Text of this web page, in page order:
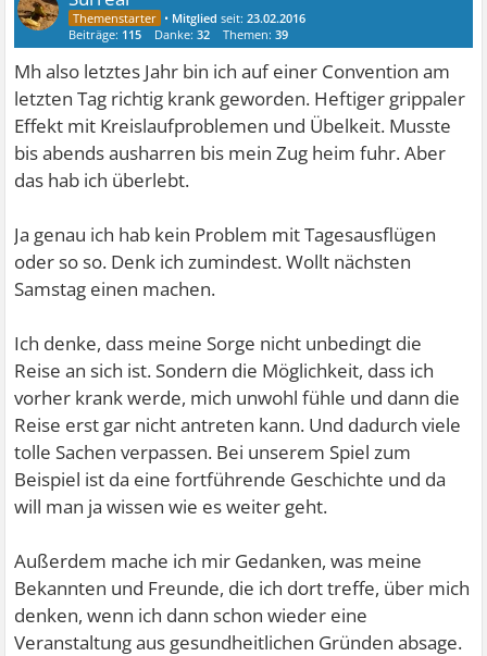
• Mitglied seit:23.02.2016
Beiträge: 115 Danke:32 Themen:39
Mh also letztes Jahr bin ich auf einer Convention am
letzten Tag richtig krank geworden. Heftiger grippaler
Effekt mit Kreislaufproblemen und Übelkeit. Musste
bis abends ausharren bis mein Zug heim fuhr. Aber
das hab ich überlebt.
Ja genau ich hab kein Problem mit Tagesausflügen
oder so so. Denk ich zumindest. Wollt nächsten
Samstag einen machen.
Ich denke, dass meine Sorge nicht unbedingt die
Reise an sich ist. Sondern die Möglichkeit, dass ich
vorher krank werde, mich unwohl fühle und dann die
Reise erst gar nicht antreten kann. Und dadurch viele
tolle Sachen verpassen. Bei unserem Spiel zum
Beispiel ist da eine fortführende Geschichte und da
will man ja wissen wie es weiter geht.
Außerdem mache ich mir Gedanken, was meine
Bekannten und Freunde, die ich dort treffe, über mich
denken, wenn ich dann schon wieder eine
Veranstaltung aus gesundheitlichen Gründen absage.